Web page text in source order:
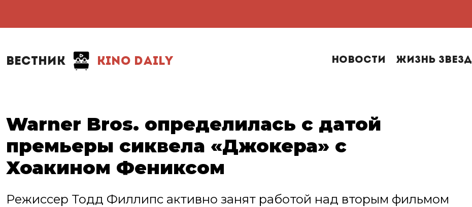
ВЕСТНИК KINO DAILY Новости Жизнь звезд
Warner Bros. определилась с датой
премьеры сиквела «Джокера» с
Хоакином Фениксом
Режиссер Тодд Филлипс активно занят работой над вторым фильмом